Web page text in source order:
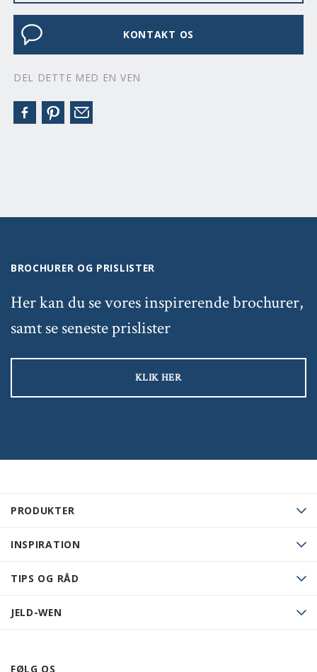
KONTAKT OS
DEL DETTE MED EN VEN
PRODUKTER
INSPIRATION
TIPS OG RÅD
JELD-WEN
FØLG OS
BROCHURER OG PRISLISTER
Her kan du se vores inspirerende brochurer,
samt se seneste prislister
KLIK HER